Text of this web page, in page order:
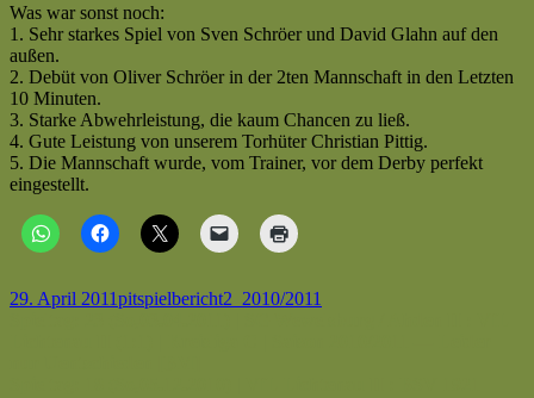
Saison
—
Sieg
im
Derby
Was war sonst noch:
1. Sehr starkes Spiel von Sven Schröer und David Glahn auf den
außen.
2. Debüt von Oliver Schröer in der 2ten Mannschaft in den Letzten
10 Minuten.
3. Starke Abwehrleistung, die kaum Chancen zu ließ.
4. Gute Leistung von unserem Torhüter Christian Pittig.
5. Die Mannschaft wurde, vom Trainer, vor dem Derby perfekt
eingestellt.
Veröffentlicht
29. April 2011Autor
pitKategorien
spielberichtSchlagwörter
2_2010/2011